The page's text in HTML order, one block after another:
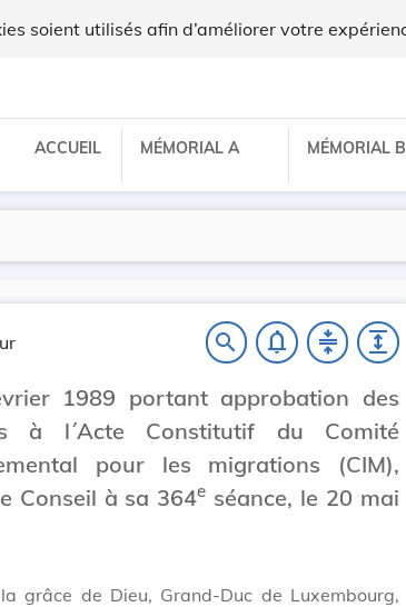
soient utilisés afin d’améliorer votre
ACCUEIL MÉMORIAL A MÉMORIAL B
search notifications_none compress expand
1989 portant approbation des
à l´Acte Constitutif du Comité
pour les migrations (CIM),
Conseil à sa 364e séance, le 20 mai
grâce de Dieu, Grand-Duc de Luxembourg,